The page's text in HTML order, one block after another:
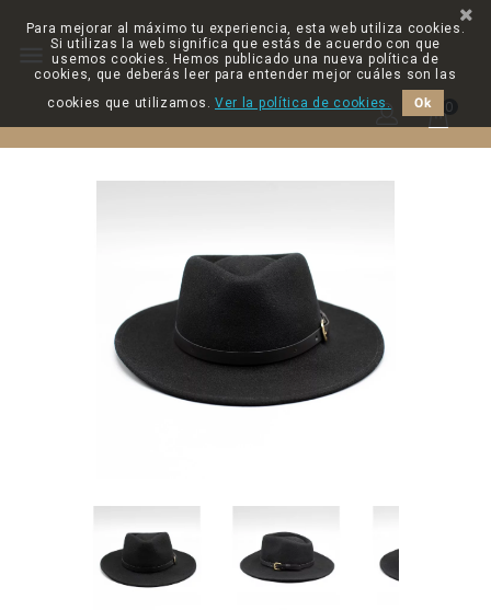
0
Para mejorar al máximo tu experiencia, esta web utiliza cookies.
Si utilizas la web significa que estás de acuerdo con que
usemos cookies. Hemos publicado una nueva política de
cookies, que deberás leer para entender mejor cuáles son las
cookies que utilizamos. Ver la política de cookies. Ok